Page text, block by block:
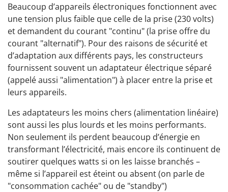
Beaucoup d’appareils électroniques fonctionnent avec
une tension plus faible que celle de la prise (230 volts)
et demandent du courant "continu" (la prise offre du
courant "alternatif"). Pour des raisons de sécurité et
d’adaptation aux différents pays, les constructeurs
fournissent souvent un adaptateur électrique séparé
(appelé aussi "alimentation") à placer entre la prise et
leurs appareils.
Les adaptateurs les moins chers (alimentation linéaire)
sont aussi les plus lourds et les moins performants.
Non seulement ils perdent beaucoup d’énergie en
transformant l’électricité, mais encore ils continuent de
soutirer quelques watts si on les laisse branchés –
même si l’appareil est éteint ou absent (on parle de
"consommation cachée" ou de "standby")